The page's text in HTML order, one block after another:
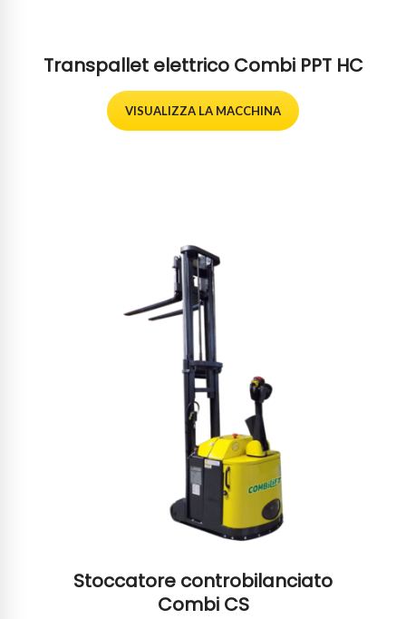
Transpallet elettrico Combi PPT HC
VISUALIZZA LA MACCHINA
Stoccatore controbilanciato
Combi CS